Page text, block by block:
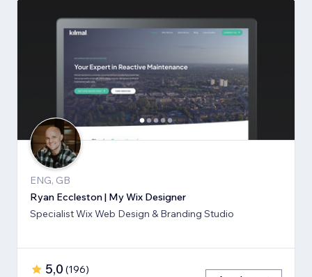
ENG, GB
Ryan Eccleston | My Wix Designer
Specialist Wix Web Design & Branding Studio
5,0 (196)